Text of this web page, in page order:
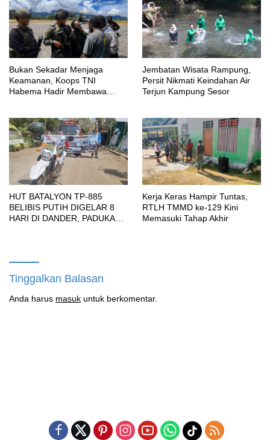
Bukan Sekadar Menjaga
Keamanan, Koops TNI
Habema Hadir Membawa
Jembatan Wisata Rampung,
Persit Nikmati Keindahan Air
Terjun Kampung Sesor
HUT BATALYON TP-885
BELIBIS PUTIH DIGELAR 8
HARI DI DANDER, PADUKAN
Kerja Keras Hampir Tuntas,
RTLH TMMD ke-129 Kini
Memasuki Tahap Akhir
Tinggalkan Balasan
Anda harus masuk untuk berkomentar.